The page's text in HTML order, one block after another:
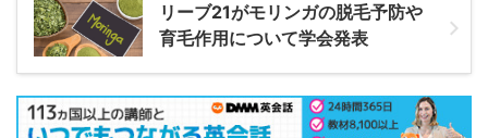
リーブ21がモリンガの脱毛予防や
育毛作用について学会発表